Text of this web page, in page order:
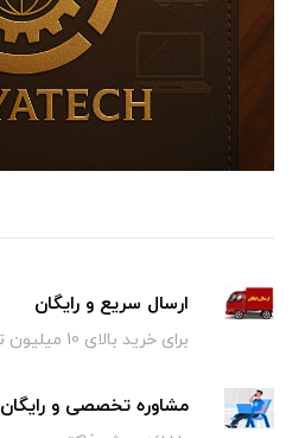
ارسال سریع و رایگان
برای خرید بالای 10 میلیون تومان
مشاوره تخصصی و رایگان